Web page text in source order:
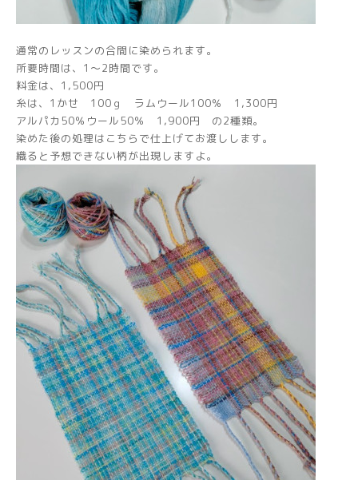
通常のレッスンの合間に染められます。
所要時間は、1～2時間です。
料金は、1,500円
糸は、1かせ 100ｇ ラムウール100％ 1,300円
アルパカ50％ウール50％ 1,900円 の2種類。
染めた後の処理はこちらで仕上げてお渡しします。
織ると予想できない柄が出現しますよ。